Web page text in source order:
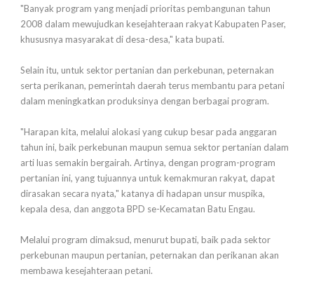
"Banyak program yang menjadi prioritas pembangunan tahun
2008 dalam mewujudkan kesejahteraan rakyat Kabupaten Paser,
khususnya masyarakat di desa-desa," kata bupati.
Selain itu, untuk sektor pertanian dan perkebunan, peternakan
serta perikanan, pemerintah daerah terus membantu para petani
dalam meningkatkan produksinya dengan berbagai program.
"Harapan kita, melalui alokasi yang cukup besar pada anggaran
tahun ini, baik perkebunan maupun semua sektor pertanian dalam
arti luas semakin bergairah. Artinya, dengan program-program
pertanian ini, yang tujuannya untuk kemakmuran rakyat, dapat
dirasakan secara nyata," katanya di hadapan unsur muspika,
kepala desa, dan anggota BPD se-Kecamatan Batu Engau.
Melalui program dimaksud, menurut bupati, baik pada sektor
perkebunan maupun pertanian, peternakan dan perikanan akan
membawa kesejahteraan petani.